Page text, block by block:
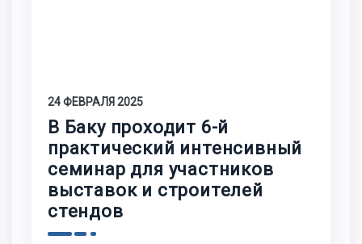
24 ФЕВРАЛЯ 2025
В Баку проходит 6-й
практический интенсивный
семинар для участников
выставок и строителей
стендов